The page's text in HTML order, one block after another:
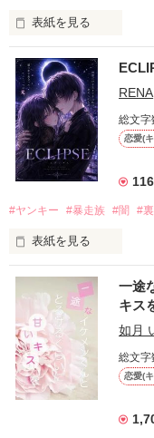
表紙を見る
「好きだったから、別
モテる人を好きになる
だから私は、中学時代
もう会うことはないと
高校生になって再会し
他の女の子には冷たい
私にだけ昔と変わら
「澪ちゃん。」
それは止まっていた恋
✨.ﾟ･*..☆.｡.:*✨.☆.｡.:. *:
RENA
総文字
恋愛(
116
#ヤンキー #暴走族 #闇 #
表紙を見る
表紙画像はAIです
一途
キス
如月
総文字
恋愛(